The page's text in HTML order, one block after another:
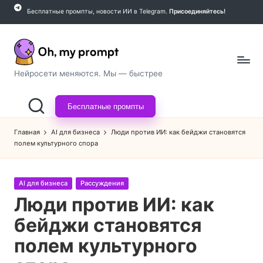
Перейти
содержимому
Бесплатные промпты, новости ИИ в Telegram. Присоединяйтесь!
O
h,
m
y
p
r
o
m
p
Нейросети меняются. Мы — быстрее
Бесплатные промпты
Главная AI для бизнеса
Люди против ИИ: как бейджи становятся
полем культурного спора
Опубликовано
AI для бизнеса Рассуждения
Люди против ИИ: как
бейджи становятся
полем культурного